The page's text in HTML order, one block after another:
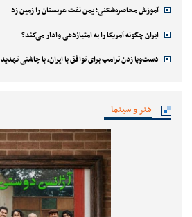
آموزش محاصره‌شکنی؛ یمن نفت عربستان را زمین زد
ایران چگونه آمریکا را به امتیازدهی وادار می‌کند؟
دست‌وپا زدن ترامپ برای توافق با ایران، با چاشنی تهدید
هنر و سینما